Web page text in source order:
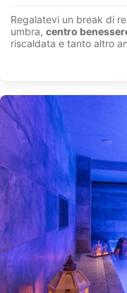
Regalatevi un break di
umbra, centro
riscaldata e tanto altro